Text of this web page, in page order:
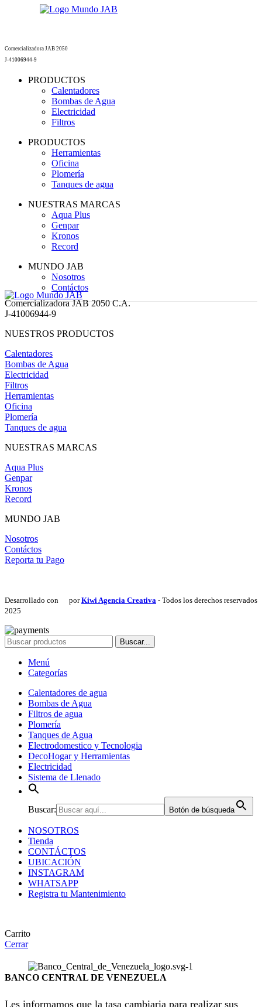
Comercializadora JAB 2050
J-41006944-9
PRODUCTOS
Calentadores
Bombas de Agua
Electricidad
Filtros
PRODUCTOS
Herramientas
Oficina
Plomería
Tanques de agua
NUESTRAS MARCAS
Aqua Plus
Genpar
Kronos
Record
MUNDO JAB
Nosotros
Contáctos
Comercializadora JAB 2050 C.A.
J-41006944-9
NUESTROS PRODUCTOS
Calentadores
Bombas de Agua
Electricidad
Filtros
Herramientas
Oficina
Plomería
Tanques de agua
NUESTRAS MARCAS
Aqua Plus
Genpar
Kronos
Record
MUNDO JAB
Nosotros
Contáctos
Reporta tu Pago
Desarrollado con porKiwi Agencia Creativa - Todos los derechos reservados
2025
Buscar...
Menú
Categorías
Calentadores de agua
Bombas de Agua
Filtros de agua
Plomería
Tanques de Agua
Electrodomestico y Tecnologia
DecoHogar y Herramientas
Electricidad
Sistema de Llenado
Buscar: Botón de búsqueda
NOSOTROS
Tienda
CONTÁCTOS
UBICACIÓN
INSTAGRAM
WHATSAPP
Registra tu Mantenimiento
Carrito
Cerrar
BANCO CENTRAL DE VENEZUELA
Les informamos que la tasa cambiaria para realizar sus